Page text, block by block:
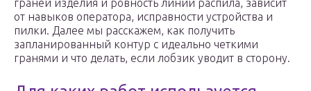
граней изделия и ровность линии распила, зависит
от навыков оператора, исправности устройства и
пилки. Далее мы расскажем, как получить
запланированный контур с идеально четкими
гранями и что делать, если лобзик уводит в сторону.